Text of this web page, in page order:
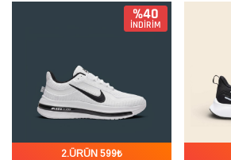
%40
İNDİRİM
2.ÜRÜN 599₺